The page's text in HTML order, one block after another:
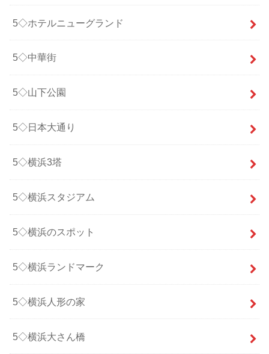
5◇ホテルニューグランド
5◇中華街
5◇山下公園
5◇日本大通り
5◇横浜3塔
5◇横浜スタジアム
5◇横浜のスポット
5◇横浜ランドマーク
5◇横浜人形の家
5◇横浜大さん橋